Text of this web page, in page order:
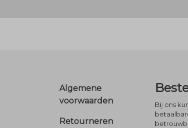
Footer
Algemene
voorwaarden
Retourneren
Bij ons